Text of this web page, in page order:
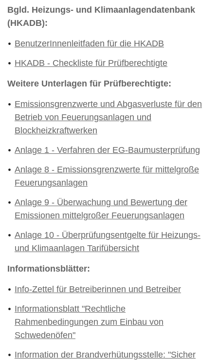
Bgld. Heizungs- und Klimaanlagendatenbank
(HKADB):
BenutzerInnenleitfaden für die HKADB
HKADB - Checkliste für Prüfberechtigte
Weitere Unterlagen für Prüfberechtigte:
Emissionsgrenzwerte und Abgasverluste für den
Betrieb von Feuerungsanlagen und
Blockheizkraftwerken
Anlage 1 - Verfahren der EG-Baumusterprüfung
Anlage 8 - Emissionsgrenzwerte für mittelgroße
Feuerungsanlagen
Anlage 9 - Überwachung und Bewertung der
Emissionen mittelgroßer Feuerungsanlagen
Anlage 10 - Überprüfungsentgelte für Heizungs-
und Klimaanlagen Tarifübersicht
Informationsblätter:
Info-Zettel für Betreiberinnen und Betreiber
Informationsblatt "Rechtliche
Rahmenbedingungen zum Einbau von
Schwedenöfen"
Information der Brandverhütungsstelle: "Sicher